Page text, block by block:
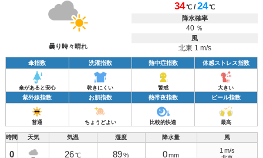
曇り時々晴れ
34℃ /24℃
降水確率
40 ％
風
北東 1 m/s
傘指数 洗濯指数 熱中症指数 体感ストレス指数
傘があると安心 乾きにくい 警戒 大きい
紫外線指数 お肌指数 熱帯夜指数 ビール指数
普通 ちょうどよい 比較的快適 最高
時間 天気 気温 湿度 降水量 風
0 26 ℃ 89 % 0 mm
1 m/s